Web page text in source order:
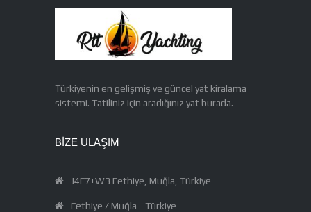
Türkiyenin en gelişmiş ve güncel yat kiralama
sistemi. Tatiliniz için aradığınız yat burada.
BIZE ULAŞIM
J4F7+W3 Fethiye, Muğla, Türkiye
Fethiye / Muğla - Türkiye